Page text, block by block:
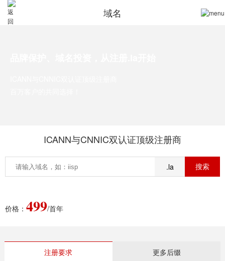
域名
ICANN与CNNIC双认证顶级注册商
.la
价格： 499/首年
注册要求 更多后缀